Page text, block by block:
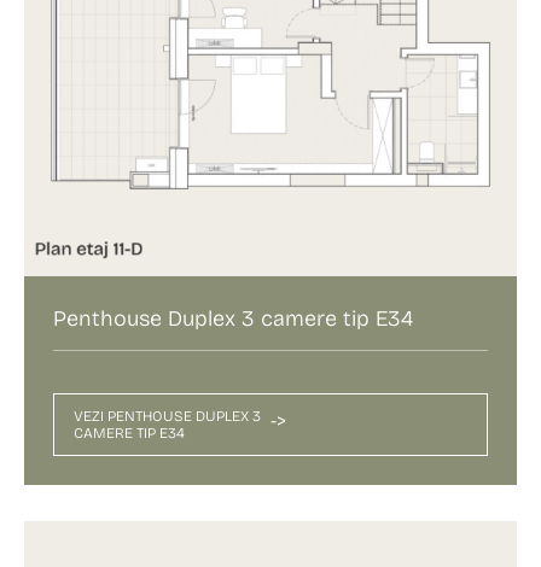
Penthouse Duplex 3 camere tip E34
VEZI PENTHOUSE DUPLEX 3
CAMERE TIP E34
->